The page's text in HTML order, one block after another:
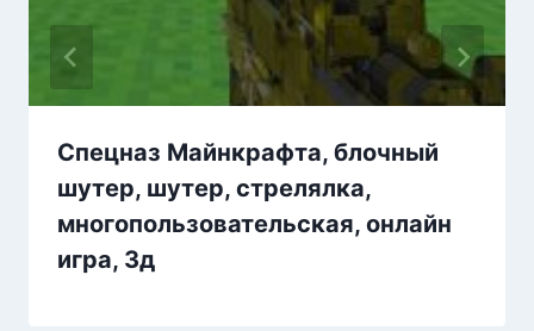
Спецназ Майнкрафта, блочный
шутер, шутер, стрелялка,
многопользовательская, онлайн
игра, 3д